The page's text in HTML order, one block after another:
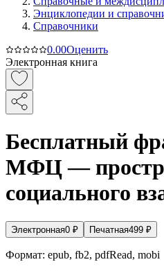
Энциклопедии и
Справочники
0.00Оценить
Электронная книга
Бесплатный
МФЦ —
социального
Электронная0 ₽ Печатная499 ₽
Формат: epub, fb2, pdfRead, mobi